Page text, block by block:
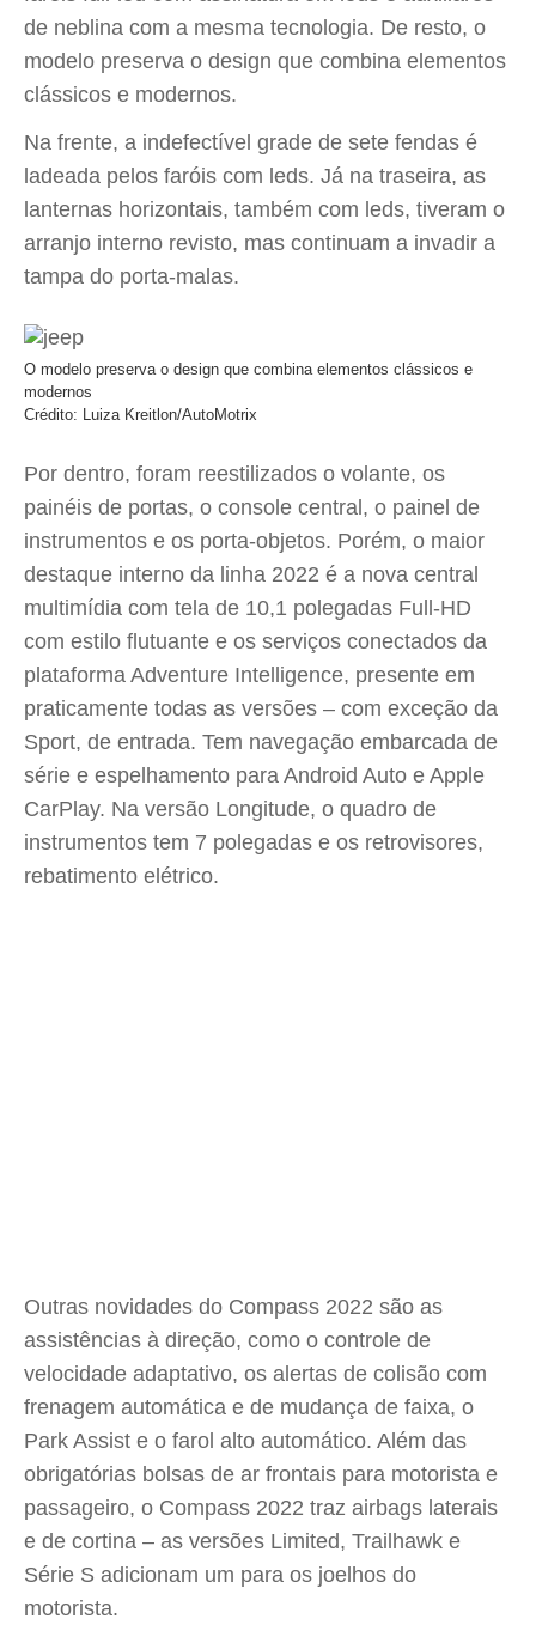
de neblina com a mesma tecnologia. De resto, o
modelo preserva o design que combina elementos
clássicos e modernos.
Na frente, a indefectível grade de sete fendas é
ladeada pelos faróis com leds. Já na traseira, as
lanternas horizontais, também com leds, tiveram o
arranjo interno revisto, mas continuam a invadir a
tampa do porta-malas.
O modelo preserva o design que combina elementos clássicos e
modernos
Crédito: Luiza Kreitlon/AutoMotrix
Por dentro, foram reestilizados o volante, os
painéis de portas, o console central, o painel de
instrumentos e os porta-objetos. Porém, o maior
destaque interno da linha 2022 é a nova central
multimídia com tela de 10,1 polegadas Full-HD
com estilo flutuante e os serviços conectados da
plataforma Adventure Intelligence, presente em
praticamente todas as versões – com exceção da
Sport, de entrada. Tem navegação embarcada de
série e espelhamento para Android Auto e Apple
CarPlay. Na versão Longitude, o quadro de
instrumentos tem 7 polegadas e os retrovisores,
rebatimento elétrico.
Outras novidades do Compass 2022 são as
assistências à direção, como o controle de
velocidade adaptativo, os alertas de colisão com
frenagem automática e de mudança de faixa, o
Park Assist e o farol alto automático. Além das
obrigatórias bolsas de ar frontais para motorista e
passageiro, o Compass 2022 traz airbags laterais
e de cortina – as versões Limited, Trailhawk e
Série S adicionam um para os joelhos do
motorista.